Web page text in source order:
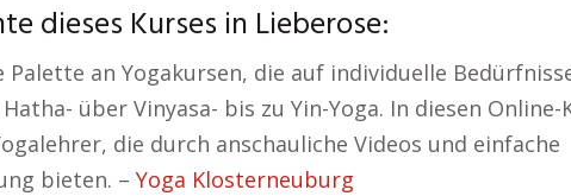
dieses Kurses in Lieberose:
an Yogakursen, die auf individuelle
über Vinyasa- bis zu Yin-Yoga. In diesen Online-
die durch anschauliche Videos und einfache
bieten. – Yoga Klosterneuburg